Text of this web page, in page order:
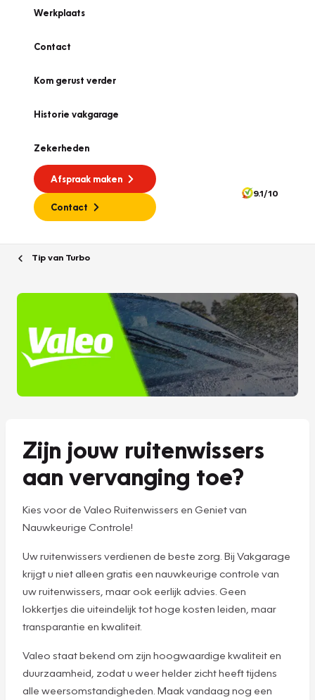
Werkplaats
Contact
Kom gerust verder
Historie vakgarage
Zekerheden
Afspraak maken
Contact
9.1/10
Tip van Turbo
Zijn jouw ruitenwissers
aan vervanging toe?
Kies voor de Valeo Ruitenwissers en Geniet van
Nauwkeurige Controle!
Uw ruitenwissers verdienen de beste zorg. Bij Vakgarage
krijgt u niet alleen gratis een nauwkeurige controle van
uw ruitenwissers, maar ook eerlijk advies. Geen
lokkertjes die uiteindelijk tot hoge kosten leiden, maar
transparantie en kwaliteit.
Valeo staat bekend om zijn hoogwaardige kwaliteit en
duurzaamheid, zodat u weer helder zicht heeft tijdens
alle weersomstandigheden. Maak vandaag nog een